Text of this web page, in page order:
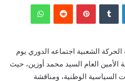
لينكدإن بينتيريست
الشعبية اجتماعه الدوري يوم
غشت 2025، برئاسة الأمين العام السيد محمد أوزين، حيث
الوطنية، ومناقشة